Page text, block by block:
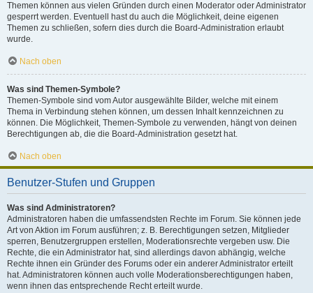
Themen können aus vielen Gründen durch einen Moderator oder Administrator
gesperrt werden. Eventuell hast du auch die Möglichkeit, deine eigenen
Themen zu schließen, sofern dies durch die Board-Administration erlaubt
wurde.
Nach oben
Was sind Themen-Symbole?
Themen-Symbole sind vom Autor ausgewählte Bilder, welche mit einem
Thema in Verbindung stehen können, um dessen Inhalt kennzeichnen zu
können. Die Möglichkeit, Themen-Symbole zu verwenden, hängt von deinen
Berechtigungen ab, die die Board-Administration gesetzt hat.
Nach oben
Benutzer-Stufen und Gruppen
Was sind Administratoren?
Administratoren haben die umfassendsten Rechte im Forum. Sie können jede
Art von Aktion im Forum ausführen; z. B. Berechtigungen setzen, Mitglieder
sperren, Benutzergruppen erstellen, Moderationsrechte vergeben usw. Die
Rechte, die ein Administrator hat, sind allerdings davon abhängig, welche
Rechte ihnen ein Gründer des Forums oder ein anderer Administrator erteilt
hat. Administratoren können auch volle Moderationsberechtigungen haben,
wenn ihnen das entsprechende Recht erteilt wurde.